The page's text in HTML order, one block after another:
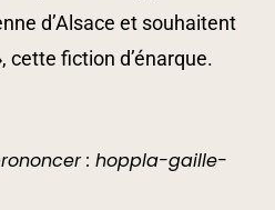
d’Alsace et souhaitent
cette fiction d’énarque.
: hoppla-gaille-